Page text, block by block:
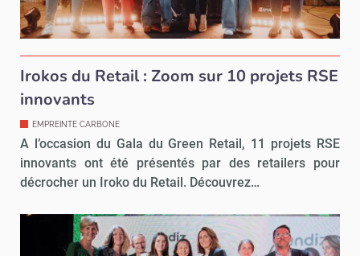
Irokos du Retail : Zoom sur 10 projets RSE
innovants
EMPREINTE CARBONE
A l’occasion du Gala du Green Retail, 11 projets RSE
innovants ont été présentés par des retailers pour
décrocher un Iroko du Retail. Découvrez…